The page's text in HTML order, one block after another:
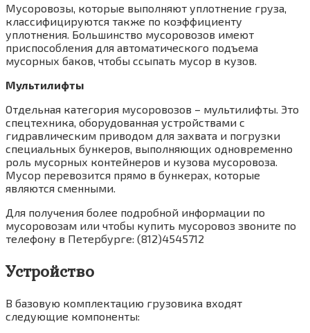
Мусоровозы, которые выполняют уплотнение груза,
классифицируются также по коэффициенту
уплотнения. Большинство мусоровозов имеют
приспособления для автоматического подъема
мусорных баков, чтобы ссыпать мусор в кузов.
Мультилифты
Отдельная категория мусоровозов – мультилифты. Это
спецтехника, оборудованная устройствами с
гидравлическим приводом для захвата и погрузки
специальных бункеров, выполняющих одновременно
роль мусорных контейнеров и кузова мусоровоза.
Мусор перевозится прямо в бункерах, которые
являются сменными.
Для получения более подробной информации по
мусоровозам или чтобы купить мусоровоз звоните по
телефону в Петербурге: (812)4545712
Устройство
В базовую комплектацию грузовика входят
следующие компоненты: